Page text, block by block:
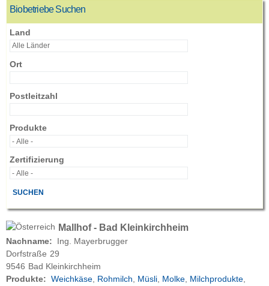
Biobetriebe Suchen
Land
Ort
Postleitzahl
Produkte
Zertifizierung
Mallhof - Bad Kleinkirchheim
Nachname:
Ing. Mayerbrugger
Dorfstraße 29
9546 Bad Kleinkirchheim
Produkte: Weichkäse, Rohmilch, Müsli, Molke, Milchprodukte,